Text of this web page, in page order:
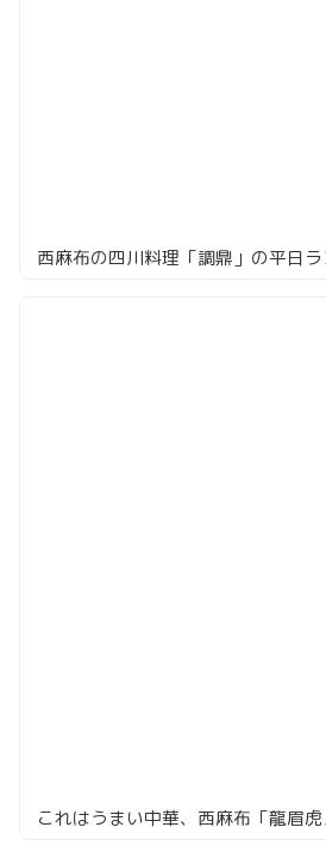
西麻布の四川料理「調鼎」の平日
これはうまい中華、西麻布「龍眉虎